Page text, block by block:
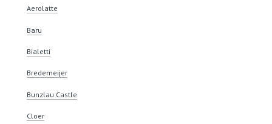
Aerolatte
Baru
Bialetti
Bredemeijer
Bunzlau Castle
Cloer